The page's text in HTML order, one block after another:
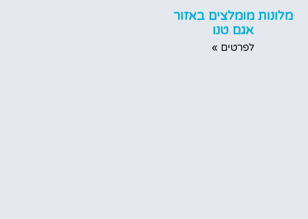
מלונות מומלצים באזור
אגם טנו
לפרטים »